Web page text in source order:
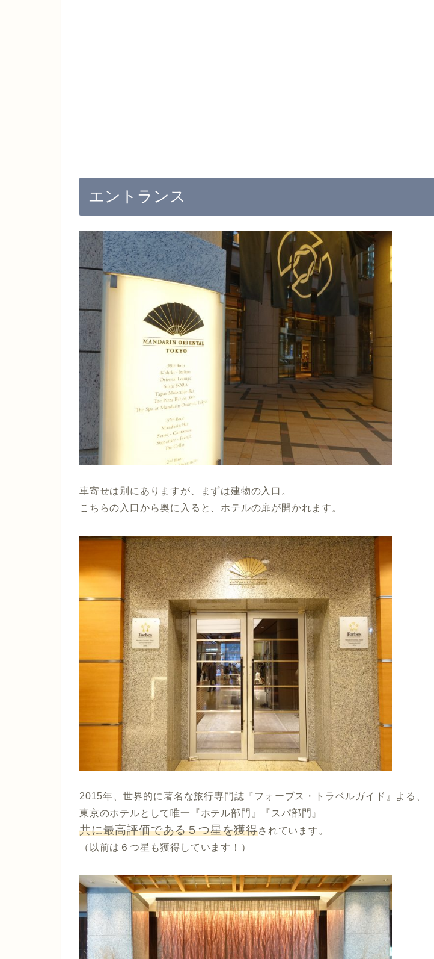
エントランス
車寄せは別にありますが、まずは建物の入口。
こちらの入口から奥に入ると、ホテルの扉が開かれます。
2015年、世界的に著名な旅行専門誌『フォーブス・トラベルガイド』よる、
東京のホテルとして唯一『ホテル部門』『スパ部門』
共に最高評価である５つ星を獲得されています。
（以前は６つ星も獲得しています！）